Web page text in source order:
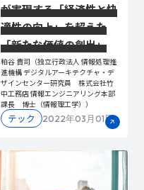
が実現する「経済性と快
適性の向上」を超えた
「新たな価値の創出」
粕谷 貴司（独立行政法人 情報処理推
進機構 デジタルアーキテクチャ・デ
ザインセンター研究員 株式会社竹
中工務店 情報エンジニアリング本部
課長 博士（情報理工学））
2022年03月01日
テック